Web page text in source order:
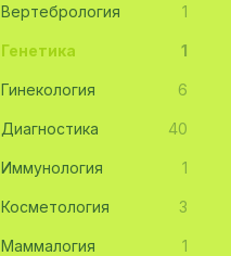
Вертебрология 1
Генетика 1
Гинекология 6
Диагностика 40
Иммунология 1
Косметология 3
Маммалогия 1